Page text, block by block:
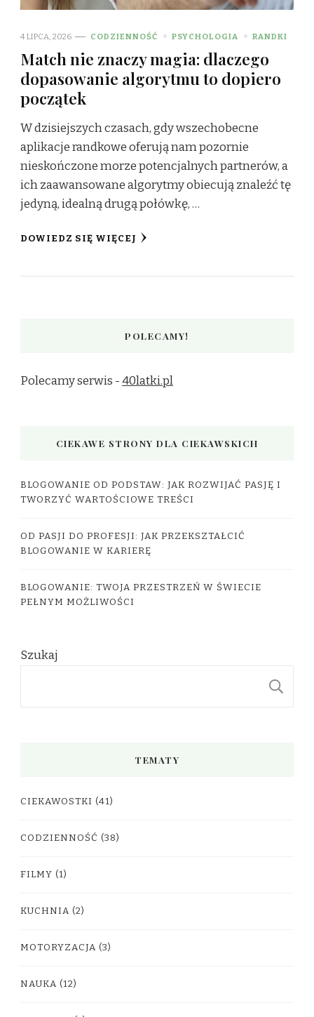
4 LIPCA, 2026 CODZIENNOŚĆ PSYCHOLOGIA RANDKI
Match nie znaczy magia: dlaczego
dopasowanie algorytmu to dopiero
początek
W dzisiejszych czasach, gdy wszechobecne
aplikacje randkowe oferują nam pozornie
nieskończone morze potencjalnych partnerów, a
ich zaawansowane algorytmy obiecują znaleźć tę
jedyną, idealną drugą połówkę, …
DOWIEDZ SIĘ WIĘCEJ
POLECAMY!
Polecamy serwis -40latki.pl
CIEKAWE STRONY DLA CIEKAWSKICH
BLOGOWANIE OD PODSTAW: JAK ROZWIJAĆ PASJĘ I
TWORZYĆ WARTOŚCIOWE TREŚCI
OD PASJI DO PROFESJI: JAK PRZEKSZTAŁCIĆ
BLOGOWANIE W KARIERĘ
BLOGOWANIE: TWOJA PRZESTRZEŃ W ŚWIECIE
PEŁNYM MOŻLIWOŚCI
Szukaj
TEMATY
CIEKAWOSTKI (41)
CODZIENNOŚĆ (38)
FILMY (1)
KUCHNIA (2)
MOTORYZACJA (3)
NAUKA (12)